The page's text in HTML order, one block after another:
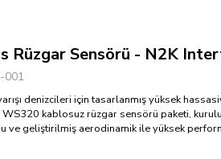
Rüzgar Sensörü - N2K
001
denizcileri için tasarlanmış yüksek
kablosuz rüzgar sensörü paketi,
ve geliştirilmiş aerodinamik ile yüksek